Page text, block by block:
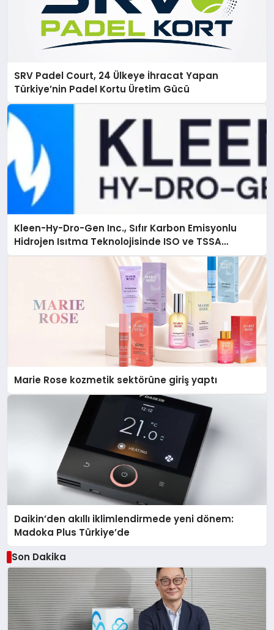
SRV Padel Court, 24 Ülkeye İhracat Yapan
Türkiye’nin Padel Kortu Üretim Gücü
Kleen-Hy-Dro-Gen Inc., Sıfır Karbon Emisyonlu
Hidrojen Isıtma Teknolojisinde ISO ve TSSA
Düzenleyici Onaylarını Aldı
Marie Rose kozmetik sektörüne giriş yaptı
Daikin’den akıllı iklimlendirmede yeni dönem:
Madoka Plus Türkiye’de
Son Dakika